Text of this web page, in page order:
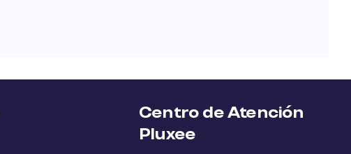
Centro de Atención
Pluxee